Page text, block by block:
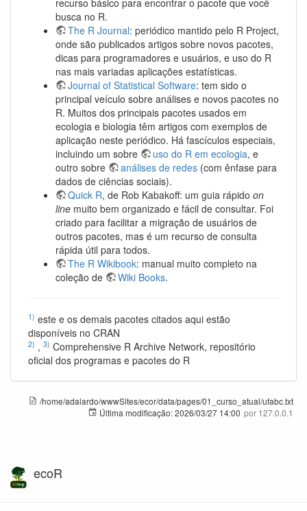
recurso básico para encontrar o pacote que você
busca no R.
The R Journal: periódico mantido pelo R Project,
onde são publicados artigos sobre novos pacotes,
dicas para programadores e usuários, e uso do R
nas mais variadas aplicações estatísticas.
Journal of Statistical Software: tem sido o
principal veículo sobre análises e novos pacotes no
R. Muitos dos principais pacotes usados em
ecologia e biologia têm artigos com exemplos de
aplicação neste periódico. Há fascículos especiais,
incluindo um sobre
uso do R em ecologia, e
outro sobre
análises de redes (com ênfase para
dados de ciências sociais).
Quick R, de Rob Kabakoff: um guia rápido on
line muito bem organizado e fácil de consultar. Foi
criado para facilitar a migração de usuários de
outros pacotes, mas é um recurso de consulta
rápida útil para todos.
The R Wikibook: manual muito completo na
coleção de
Wiki Books.
1) este e os demais pacotes citados aqui estão
disponíveis no CRAN
2) , 3) Comprehensive R Archive Network, repositório
oficial dos programas e pacotes do R
/home/adalardo/wwwSites/ecor/data/pages/01_curso_atual/ufabc.txt
Última modificação:2026/03/27 14:00 por 127.0.0.1
ecoR